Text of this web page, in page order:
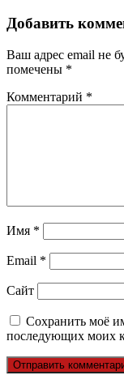
Добавить
Ваш адрес email не
помечены *
Комментарий *
Имя *
Email *
Сайт
Сохранить моё
последующих моих